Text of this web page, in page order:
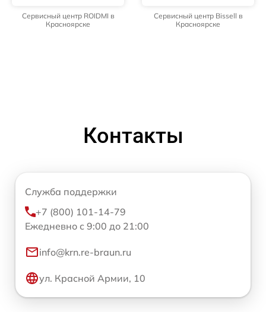
Сервисный центр ROIDMI в
Красноярске
Сервисный центр Bissell в
Красноярске
Контакты
Служба поддержки
+7 (800) 101-14-79
Ежедневно с 9:00 до 21:00
info@krn.re-braun.ru
ул. Красной Армии, 10